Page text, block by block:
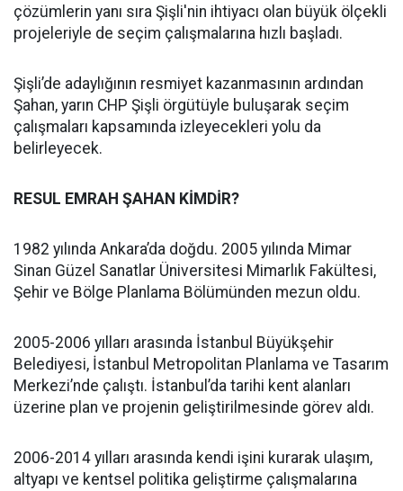
çözümlerin yanı sıra Şişli'nin ihtiyacı olan büyük ölçekli
projeleriyle de seçim çalışmalarına hızlı başladı.
Şişli’de adaylığının resmiyet kazanmasının ardından
Şahan, yarın CHP Şişli örgütüyle buluşarak seçim
çalışmaları kapsamında izleyecekleri yolu da
belirleyecek.
RESUL EMRAH ŞAHAN KİMDİR?
1982 yılında Ankara’da doğdu. 2005 yılında Mimar
Sinan Güzel Sanatlar Üniversitesi Mimarlık Fakültesi,
Şehir ve Bölge Planlama Bölümünden mezun oldu.
2005-2006 yılları arasında İstanbul Büyükşehir
Belediyesi, İstanbul Metropolitan Planlama ve Tasarım
Merkezi’nde çalıştı. İstanbul’da tarihi kent alanları
üzerine plan ve projenin geliştirilmesinde görev aldı.
2006-2014 yılları arasında kendi işini kurarak ulaşım,
altyapı ve kentsel politika geliştirme çalışmalarına